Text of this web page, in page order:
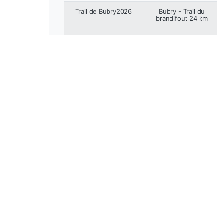
Trail de Bubry2026
Bubry - Trail du
brandifout 24 km